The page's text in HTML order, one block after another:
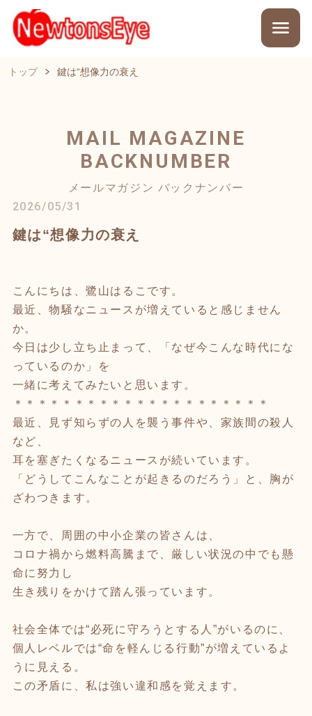
トップ 鍵は“想像力の衰え
MAIL MAGAZINE
BACKNUMBER
メールマガジン バックナンバー
2026/05/31
鍵は“想像力の衰え
こんにちは、鷺山はるこです。
最近、物騒なニュースが増えていると感じません
か。
今日は少し立ち止まって、「なぜ今こんな時代にな
っているのか」を
一緒に考えてみたいと思います。
＊＊＊＊＊＊＊＊＊＊＊＊＊＊＊＊＊＊＊＊＊
最近、見ず知らずの人を襲う事件や、家族間の殺人
など、
耳を塞ぎたくなるニュースが続いています。
「どうしてこんなことが起きるのだろう」と、胸が
ざわつきます。
一方で、周囲の中小企業の皆さんは、
コロナ禍から燃料高騰まで、厳しい状況の中でも懸
命に努力し
生き残りをかけて踏ん張っています。
社会全体では“必死に守ろうとする人”がいるのに、
個人レベルでは“命を軽んじる行動”が増えているよ
うに見える。
この矛盾に、私は強い違和感を覚えます。